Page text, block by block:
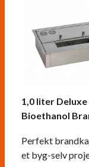
opfyldning.
1,0 liter Deluxe
Bioethanol
Perfekt
et byg-selv